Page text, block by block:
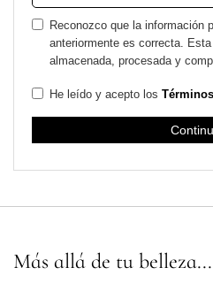
Reconozco que la información
anteriormente es correcta.
almacenada, procesada y
He leído y acepto los
Más allá de tu belleza...